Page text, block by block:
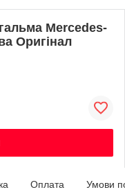
Mercedes-
Оригінал
Оплата Умови